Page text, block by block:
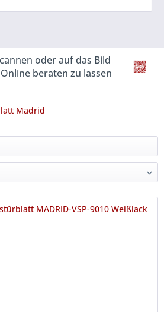
oder auf das Bild
beraten zu lassen
Madrid